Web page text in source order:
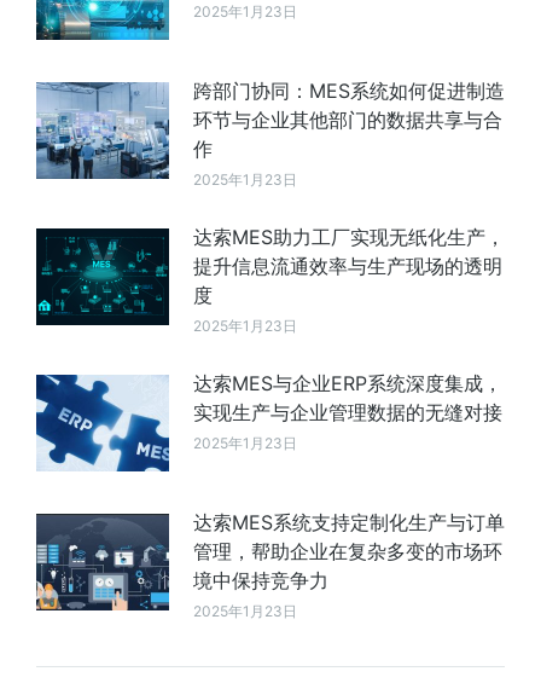
2025年1月23日
跨部门协同：MES系统如何促进制造
环节与企业其他部门的数据共享与合
作
2025年1月23日
达索MES助力工厂实现无纸化生产，
提升信息流通效率与生产现场的透明
度
2025年1月23日
达索MES与企业ERP系统深度集成，
实现生产与企业管理数据的无缝对接
2025年1月23日
达索MES系统支持定制化生产与订单
管理，帮助企业在复杂多变的市场环
境中保持竞争力
2025年1月23日